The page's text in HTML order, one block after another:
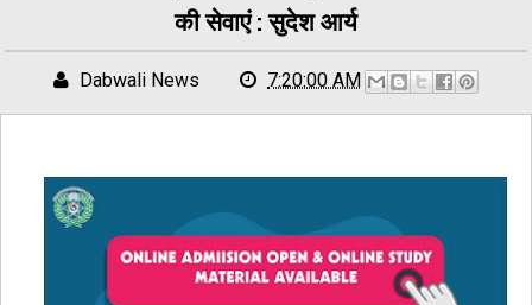
की सेवाएं : सुदेश आर्य
Dabwali News 7:20:00 AM